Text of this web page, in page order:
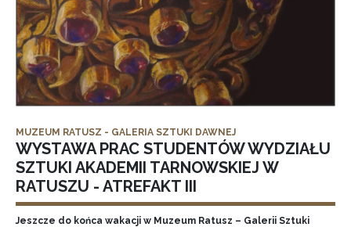
MUZEUM RATUSZ - GALERIA SZTUKI DAWNEJ
WYSTAWA PRAC STUDENTÓW WYDZIAŁU
SZTUKI AKADEMII TARNOWSKIEJ W
RATUSZU - ATREFAKT III
Jeszcze do końca wakacji w Muzeum Ratusz – Galerii Sztuki